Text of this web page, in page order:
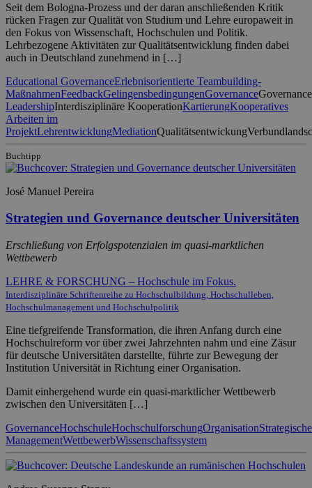
Seit dem Bologna-Prozess und der daran anschließenden Kritik
rücken Fragen zur Qualität von Studium und Lehre europaweit in
den Fokus von Wissenschaft, Hochschulen und Politik.
Lehrbezogene Aktivitäten zur Qualitätsentwicklung finden dabei
auch in Deutschland zunehmend in […]
Educational GovernanceErlebnisorientierte Teambuilding-
MaßnahmenFeedbackGelingensbedingungenGovernance
LeadershipInterdisziplinäre KooperationKartierungKooperatives
Arbeiten im
ProjektLehrentwicklungMediationQualitätsentwickung
Buchtipp
José Manuel Pereira
Strategien und Governance deutscher Universitäten
Erschließung von Erfolgspotenzialen im quasi-marktlichen
Wettbewerb
LEHRE & FORSCHUNG – Hochschule im Fokus.
Interdisziplinäre Schriftenreihe zu Hochschulbildung, Hochschulleben,
Hochschulmanagement und Hochschulpolitik
Eine tiefgreifende Transformation, die ihren Anfang durch eine
Hochschulreform vor über zwei Jahrzehnten nahm und eine Zäsur
für deutsche Universitäten darstellte, führte zur Bewegung der
Institution Universität in Richtung einer Organisation.
Damit einhergehend wurde ein quasi-marktlicher Wettbewerb
zwischen den Universitäten […]
GovernanceHochschuleHochschulforschungOrganisation
ManagementWettbewerbWissenschaftssystem